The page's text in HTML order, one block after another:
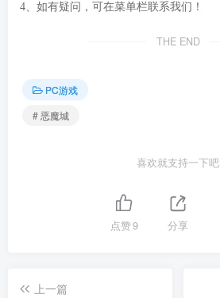
4、如有疑问，可在菜单栏联系我们！
THE END
PC游戏
# 恶魔城
喜欢就支持一下吧
点赞9 分享
上一篇